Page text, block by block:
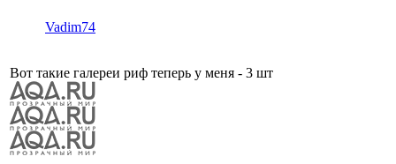
Vadim74
Вот такие галереи риф теперь у меня - 3 шт